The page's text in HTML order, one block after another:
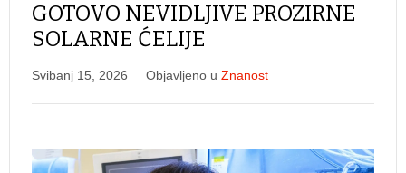
GOTOVO NEVIDLJIVE PROZIRNE
SOLARNE ĆELIJE
Svibanj 15, 2026 Objavljeno u Znanost